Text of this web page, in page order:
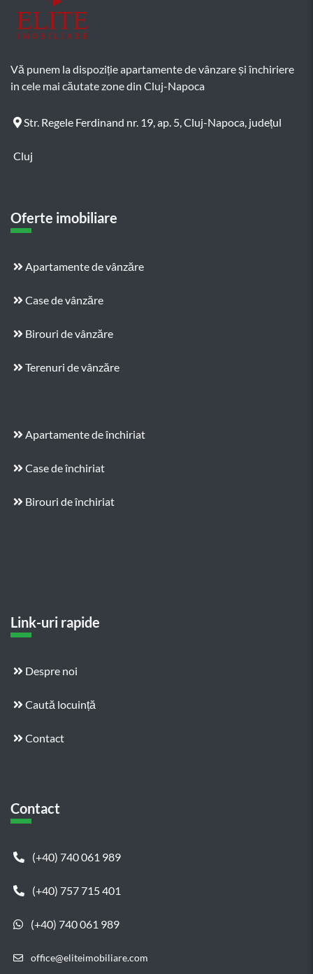
Vă punem la dispoziție apartamente de vânzare și închiriere
in cele mai căutate zone din Cluj-Napoca
Str. Regele Ferdinand nr. 19, ap. 5, Cluj-Napoca, județul
Cluj
Oferte imobiliare
Apartamente de vânzăre
Case de vânzăre
Birouri de vânzăre
Terenuri de vânzăre
Apartamente de închiriat
Case de închiriat
Birouri de închiriat
Link-uri rapide
Despre noi
Caută locuință
Contact
Contact
(+40) 740 061 989
(+40) 757 715 401
(+40) 740 061 989
office@eliteimobiliare.com